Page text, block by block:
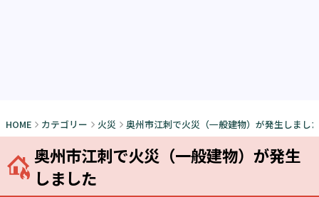
HOME カテゴリー 火災 奥州市江刺で火災（一般建物）が発生しまし
奥州市江刺で火災（一般建物）が発生
しました